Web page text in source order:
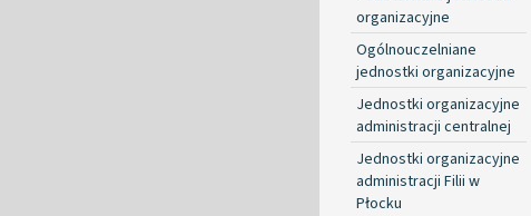
organizacyjne
Ogólnouczelniane
jednostki organizacyjne
Jednostki organizacyjne
administracji centralnej
Jednostki organizacyjne
administracji Filii w
Płocku